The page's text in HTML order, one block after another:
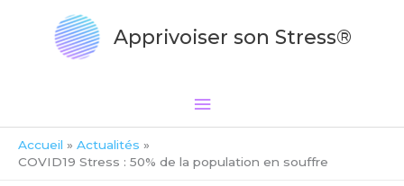
Apprivoiser son Stress®
Accueil
Actualités
COVID19 Stress : 50% de la population en souffre